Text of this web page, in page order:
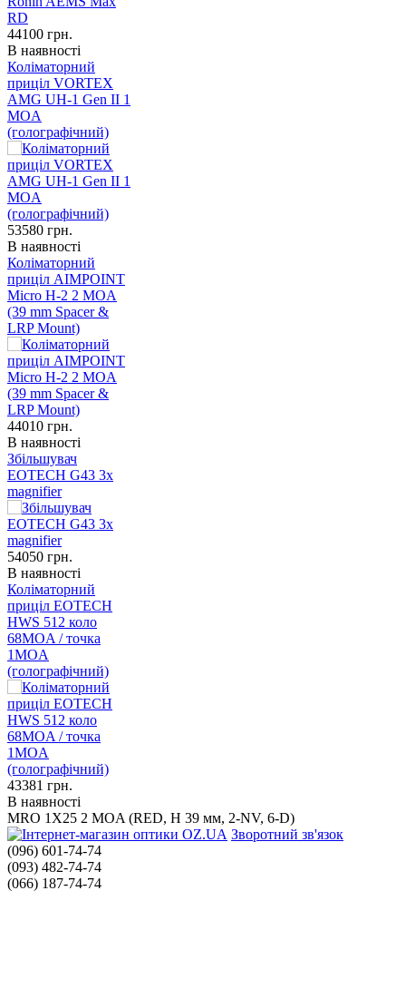
44100 грн.
В наявності
Коліматорний
приціл VORTEX
AMG UH-1 Gen II 1
MOA
(голографічний)
53580 грн.
В наявності
Коліматорний
приціл AIMPOINT
Micro H-2 2 MOA
(39 mm Spacer &
LRP Mount)
44010 грн.
В наявності
Збільшувач
EOTECH G43 3x
magnifier
54050 грн.
В наявності
Коліматорний
приціл EOTECH
HWS 512 коло
68MOA / точка
1MOA
(голографічний)
43381 грн.
В наявності
MRO 1X25 2 MOA (RED, H 39 мм, 2-NV, 6-D)
Зворотний зв'язок
(096) 601-74-74
(093) 482-74-74
(066) 187-74-74